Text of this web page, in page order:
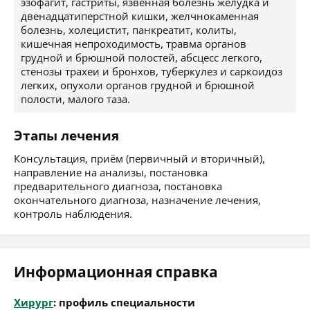
двенадцатиперстной кишки, желчнокаменная
болезнь, холецистит, панкреатит, колиты,
кишечная непроходимость, травма органов
грудной и брюшной полостей, абсцесс легкого,
стенозы трахеи и бронхов, туберкулез и саркоидоз
легких, опухоли органов грудной и брюшной
полости, малого таза.
Этапы лечения
Консультация, приём (первичный и вторичный),
направление на анализы, постановка
предварительного диагноза, постановка
окончательного диагноза, назначение лечения,
контроль наблюдения.
Информационная справка
Хирург: профиль специальности